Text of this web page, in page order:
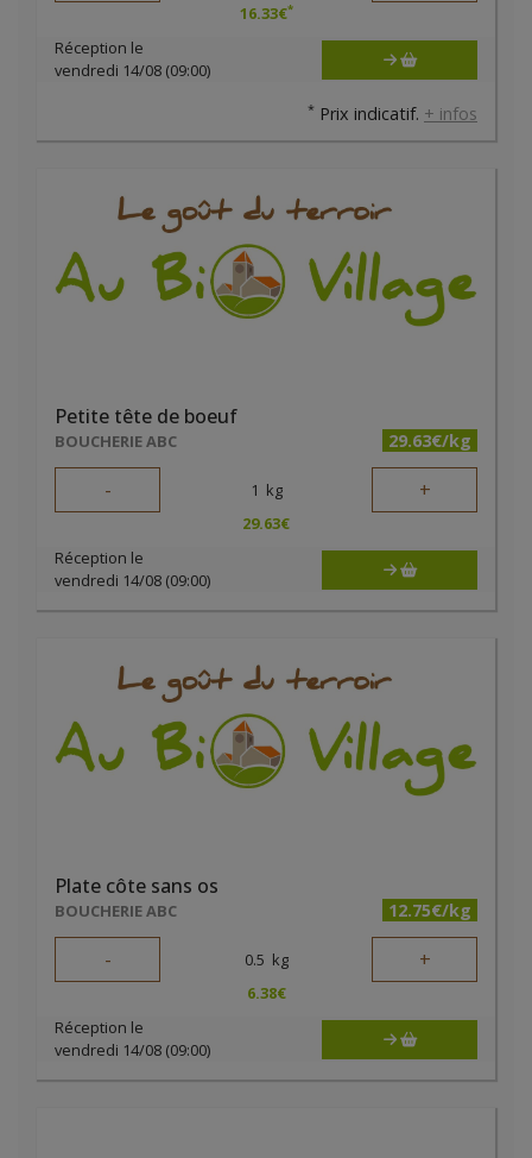
16.33€*
Réception le
vendredi 14/08 (09:00)
* Prix indicatif. + infos
Petite tête de boeuf
BOUCHERIE ABC 29.63€/kg
- 1 kg +
29.63€
Réception le
vendredi 14/08 (09:00)
Plate côte sans os
BOUCHERIE ABC 12.75€/kg
- 0.5 kg +
6.38€
Réception le
vendredi 14/08 (09:00)